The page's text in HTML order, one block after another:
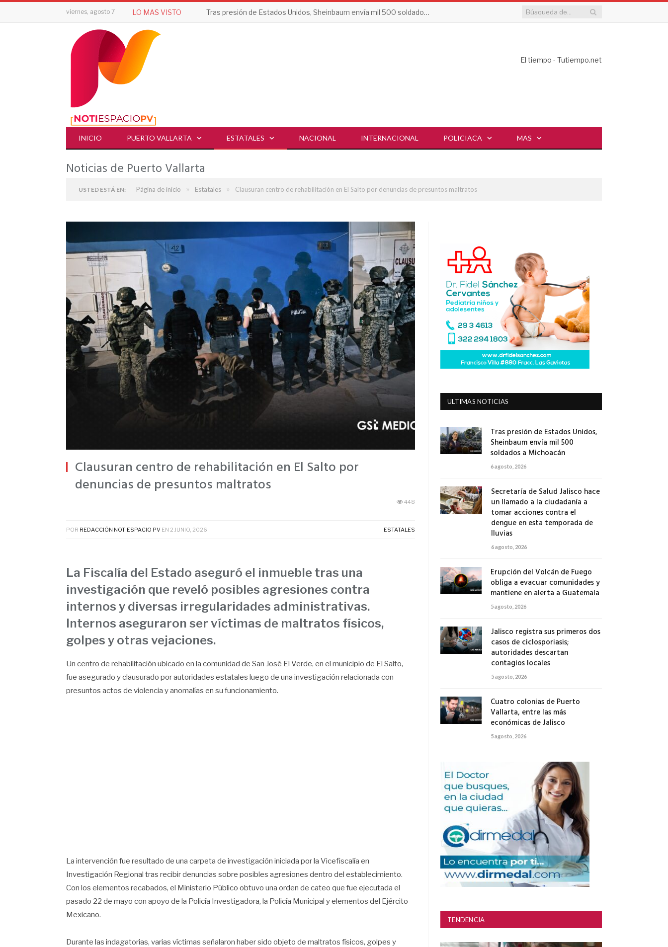
viernes, agosto 7 LO MAS VISTO Tras presión de Estados Unidos, Sheinbaum envía mil 500 soldados a Michoacán
El tiempo - Tutiempo.net
INICIO PUERTO VALLARTA ESTATALES NACIONAL INTERNACIONAL POLICIACA MAS
Noticias de Puerto Vallarta
USTED ESTÁ EN: Página de inicio » Estatales » Clausuran centro de rehabilitación en El Salto por denuncias de presuntos maltratos
Clausuran centro de rehabilitación en El Salto por
denuncias de presuntos maltratos
448
POR REDACCIÓN NOTIESPACIO PV EN 2 JUNIO, 2026 ESTATALES
La Fiscalía del Estado aseguró el inmueble tras una
investigación que reveló posibles agresiones contra
internos y diversas irregularidades administrativas.
Internos aseguraron ser víctimas de maltratos físicos,
golpes y otras vejaciones.
Un centro de rehabilitación ubicado en la comunidad de San José El Verde, en el municipio de El Salto,
fue asegurado y clausurado por autoridades estatales luego de una investigación relacionada con
presuntos actos de violencia y anomalías en su funcionamiento.
La intervención fue resultado de una carpeta de investigación iniciada por la Vicefiscalía en
Investigación Regional tras recibir denuncias sobre posibles agresiones dentro del establecimiento.
Con los elementos recabados, el Ministerio Público obtuvo una orden de cateo que fue ejecutada el
pasado 22 de mayo con apoyo de la Policía Investigadora, la Policía Municipal y elementos del Ejército
Mexicano.
Durante las indagatorias, varias víctimas señalaron haber sido objeto de maltratos físicos, golpes y
ULTIMAS NOTICIAS
Tras presión de Estados Unidos,
Sheinbaum envía mil 500
soldados a Michoacán
6 agosto, 2026
Secretaría de Salud Jalisco hace
un llamado a la ciudadanía a
tomar acciones contra el
dengue en esta temporada de
lluvias
6 agosto, 2026
Erupción del Volcán de Fuego
obliga a evacuar comunidades y
mantiene en alerta a Guatemala
5 agosto, 2026
Jalisco registra sus primeros dos
casos de ciclosporiasis;
autoridades descartan
contagios locales
5 agosto, 2026
Cuatro colonias de Puerto
Vallarta, entre las más
económicas de Jalisco
5 agosto, 2026
TENDENCIA